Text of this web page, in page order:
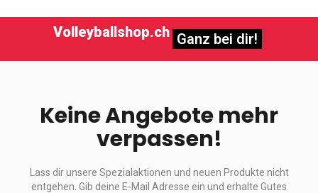
Volleyballshop.ch Ganz bei dir!
Keine Angebote mehr
verpassen!
Lass dir unsere Spezialaktionen und neuen Produkte nicht
entgehen. Gib deine E-Mail Adresse ein und erhalte Gutes